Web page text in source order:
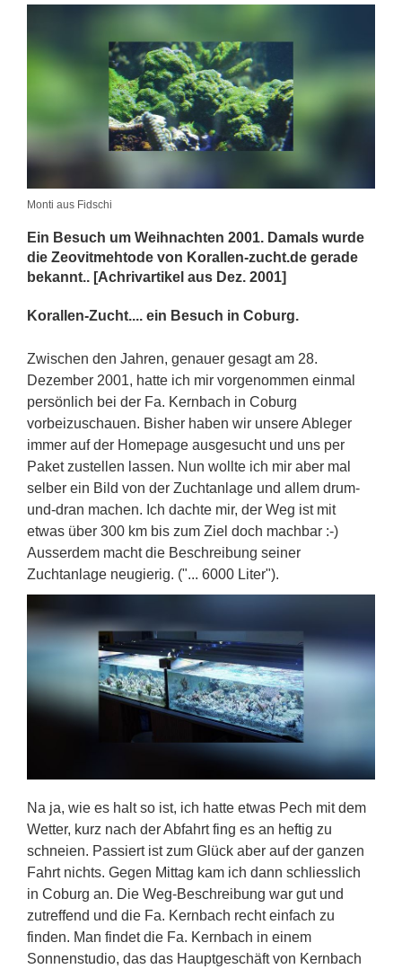
Monti aus Fidschi
Ein Besuch um Weihnachten 2001. Damals wurde
die Zeovitmehtode von Korallen-zucht.de gerade
bekannt.. [Achrivartikel aus Dez. 2001]
Korallen-Zucht.... ein Besuch in Coburg.
Zwischen den Jahren, genauer gesagt am 28.
Dezember 2001, hatte ich mir vorgenommen einmal
persönlich bei der Fa. Kernbach in Coburg
vorbeizuschauen. Bisher haben wir unsere Ableger
immer auf der Homepage ausgesucht und uns per
Paket zustellen lassen. Nun wollte ich mir aber mal
selber ein Bild von der Zuchtanlage und allem drum-
und-dran machen. Ich dachte mir, der Weg ist mit
etwas über 300 km bis zum Ziel doch machbar :-)
Ausserdem macht die Beschreibung seiner
Zuchtanlage neugierig. ("... 6000 Liter").
Na ja, wie es halt so ist, ich hatte etwas Pech mit dem
Wetter, kurz nach der Abfahrt fing es an heftig zu
schneien. Passiert ist zum Glück aber auf der ganzen
Fahrt nichts. Gegen Mittag kam ich dann schliesslich
in Coburg an. Die Weg-Beschreibung war gut und
zutreffend und die Fa. Kernbach recht einfach zu
finden. Man findet die Fa. Kernbach in einem
Sonnenstudio, das das Hauptgeschäft von Kernbach